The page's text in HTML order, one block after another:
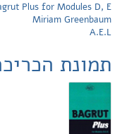
Plus for Modules D, E
Miriam Greenbaum
A.E.L
תמונת